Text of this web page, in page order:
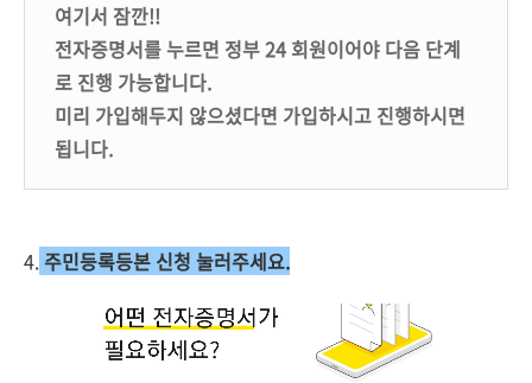
여기서 잠깐!!
전자증명서를 누르면 정부 24 회원이어야 다음 단계
로 진행 가능합니다.
미리 가입해두지 않으셨다면 가입하시고 진행하시면
됩니다.
4.주민등록등본 신청 눌러주세요.